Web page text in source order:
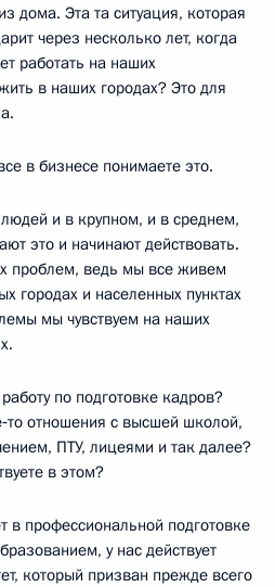
дома. Эта та ситуация, которая
через несколько лет, когда
работать на наших
в наших городах? Это для
в бизнесе понимаете это.
и в крупном, и в среднем,
это и начинают действовать.
проблем, ведь мы все живем
городах и населенных пунктах
мы чувствуем на наших
по подготовке кадров?
отношения с высшей школой,
ПТУ, лицеями и так далее?
в этом?
профессиональной подготовке
у нас действует
который призван прежде всего